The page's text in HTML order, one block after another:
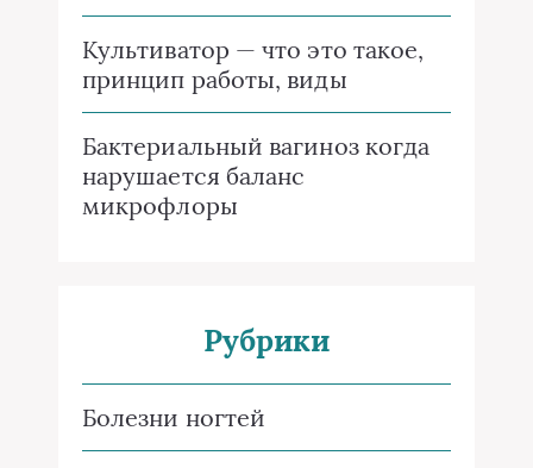
Культиватор — что это такое,
принцип работы, виды
Бактериальный вагиноз когда
нарушается баланс
микрофлоры
Рубрики
Болезни ногтей